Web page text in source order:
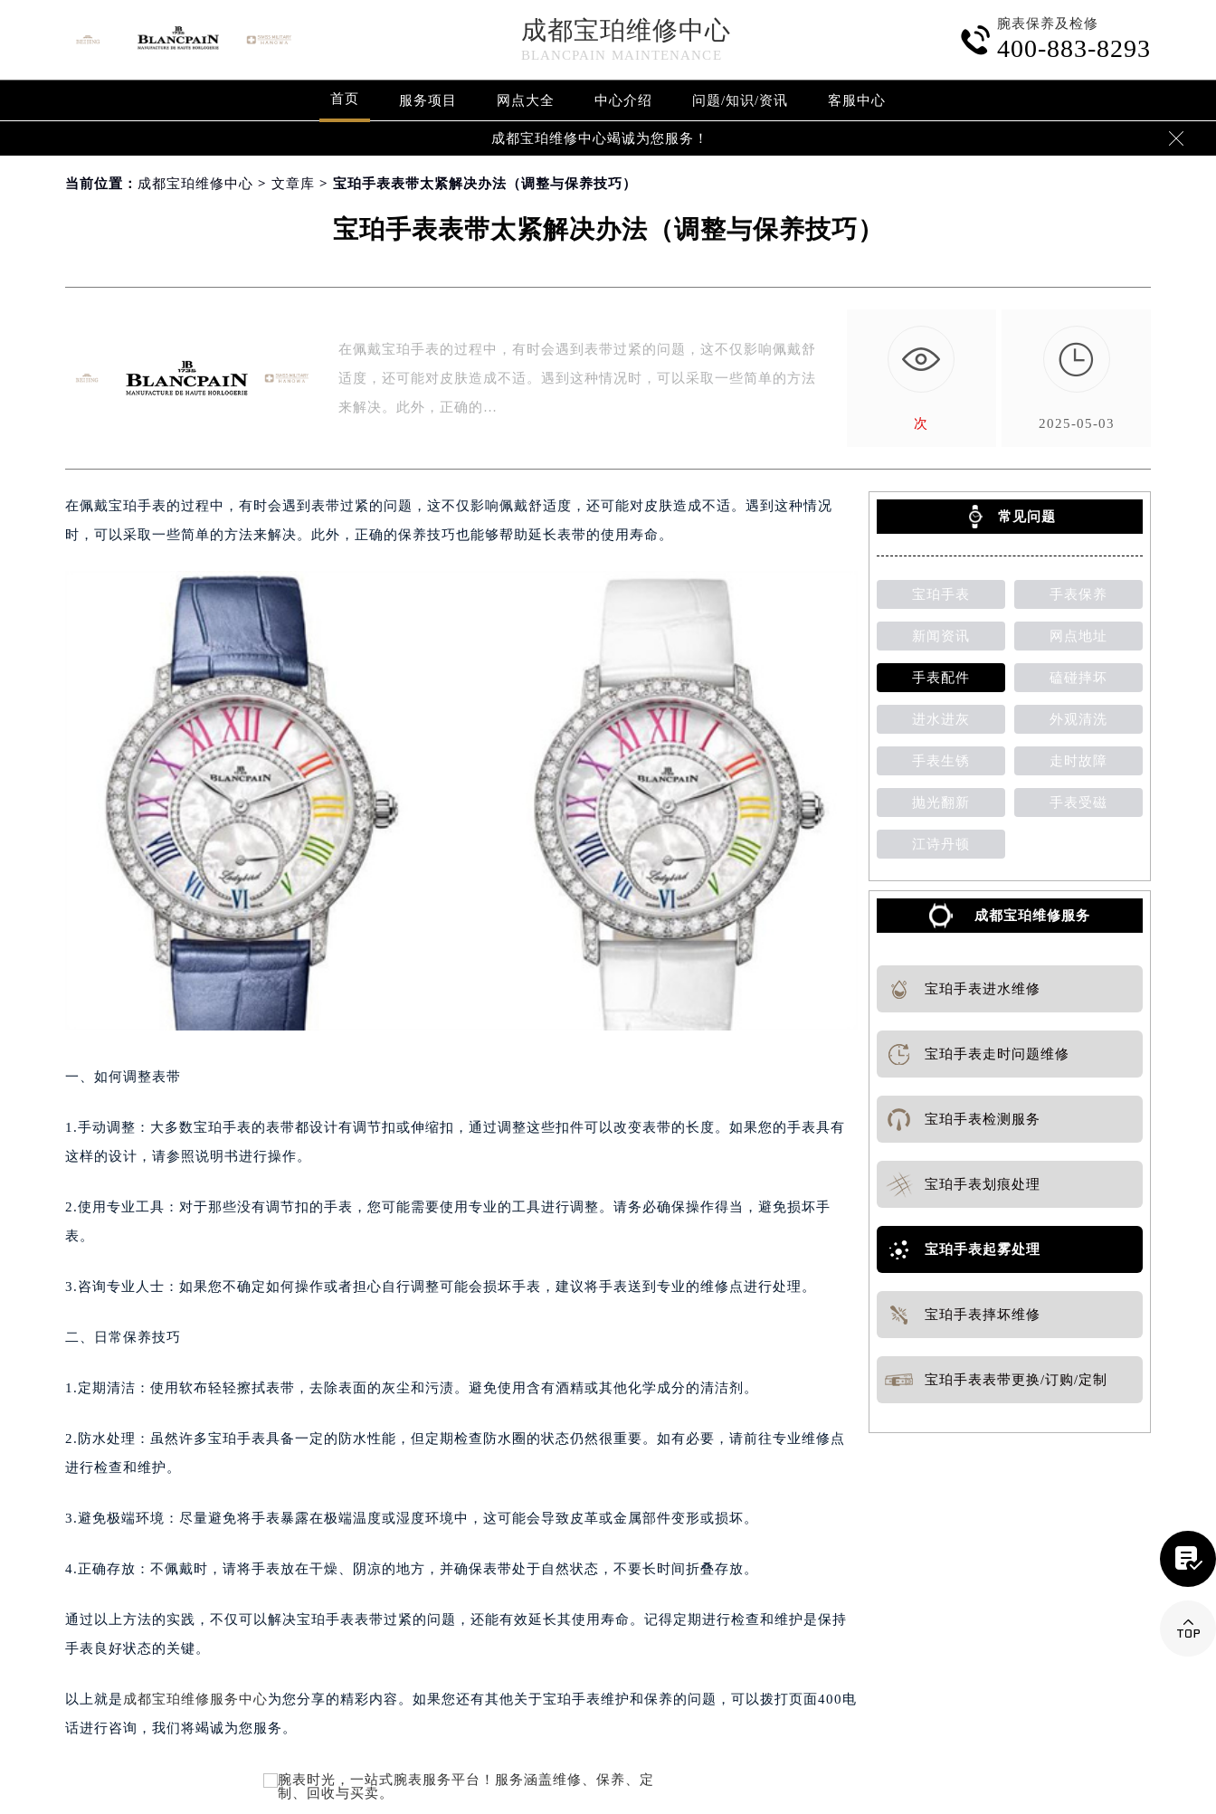
成都宝珀维修中心
BLANCPAIN MAINTENANCE

腕表保养及检修
400-883-8293
首页 服务项目 网点大全 中心介绍 问题/知识/资讯 客服中心
成都宝珀维修中心竭诚为您服务！ 
当前位置： 成都宝珀维修中心 > 文章库 > 宝珀手表表带太紧解决办法（调整与保养技巧）
宝珀手表表带太紧解决办法（调整与保养技巧）
在佩戴宝珀手表的过程中，有时会遇到表带过紧的问题，这不仅影响佩戴舒
适度，还可能对皮肤造成不适。遇到这种情况时，可以采取一些简单的方法
来解决。此外，正确的…
次

2025-05-03
在佩戴宝珀手表的过程中，有时会遇到表带过紧的问题，这不仅影响佩戴舒适度，还可能对皮肤造成不适。遇到这种情况
时，可以采取一些简单的方法来解决。此外，正确的保养技巧也能够帮助延长表带的使用寿命。
一、如何调整表带
1.手动调整：大多数宝珀手表的表带都设计有调节扣或伸缩扣，通过调整这些扣件可以改变表带的长度。如果您的手表具有
这样的设计，请参照说明书进行操作。
2.使用专业工具：对于那些没有调节扣的手表，您可能需要使用专业的工具进行调整。请务必确保操作得当，避免损坏手
表。
3.咨询专业人士：如果您不确定如何操作或者担心自行调整可能会损坏手表，建议将手表送到专业的维修点进行处理。
二、日常保养技巧
1.定期清洁：使用软布轻轻擦拭表带，去除表面的灰尘和污渍。避免使用含有酒精或其他化学成分的清洁剂。
2.防水处理：虽然许多宝珀手表具备一定的防水性能，但定期检查防水圈的状态仍然很重要。如有必要，请前往专业维修点
进行检查和维护。
3.避免极端环境：尽量避免将手表暴露在极端温度或湿度环境中，这可能会导致皮革或金属部件变形或损坏。
4.正确存放：不佩戴时，请将手表放在干燥、阴凉的地方，并确保表带处于自然状态，不要长时间折叠存放。
通过以上方法的实践，不仅可以解决宝珀手表表带过紧的问题，还能有效延长其使用寿命。记得定期进行检查和维护是保持
手表良好状态的关键。
以上就是 成都宝珀维修服务中心为您分享的精彩内容。如果您还有其他关于宝珀手表维护和保养的问题，可以拨打页面400电
话进行咨询，我们将竭诚为您服务。
常见问题
宝珀手表 手表保养
新闻资讯 网点地址
手表配件 磕碰摔坏
进水进灰 外观清洗
手表生锈 走时故障
抛光翻新 手表受磁
江诗丹顿
成都宝珀维修服务
宝珀手表进水维修
宝珀手表走时问题维修
宝珀手表检测服务
宝珀手表划痕处理
宝珀手表起雾处理
宝珀手表摔坏维修
宝珀手表表带更换/订购/定制

